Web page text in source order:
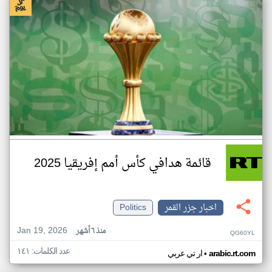
قائمة هدافي كأس أمم إفريقيا 2025
اخبار جزر القمر
Politics
Jan 19, 2026
منذ ٦ أشهر QG60YL
ار تي عربي• arabic.rt.com عدد الكلمات: ١٤١